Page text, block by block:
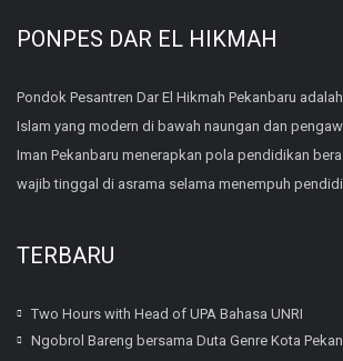
PONPES DAR EL HIKMAH
Pondok Pesantren Dar El Hikmah Pekanbaru
Islam yang modern di bawah naungan dan
Iman Pekanbaru menerapkan pola pendidikan
wajib tinggal di asrama selama menempuh
TERBARU
Two Hours with Head of UPA Bahasa UNRI
Ngobrol Bareng bersama Duta Genre Kota